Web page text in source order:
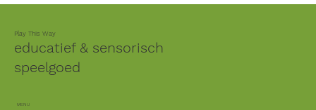
Play This Way
educatief & sensorisch
speelgoed
MENU